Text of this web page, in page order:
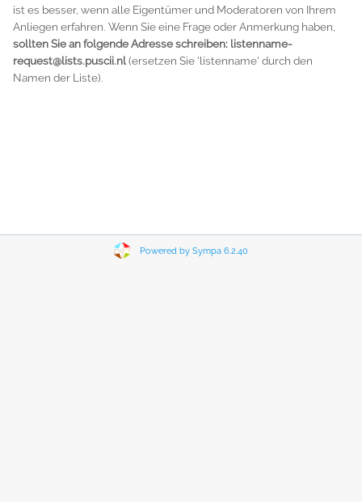
ist es besser, wenn alle Eigentümer und Moderatoren von Ihrem
Anliegen erfahren. Wenn Sie eine Frage oder Anmerkung haben,
sollten Sie an folgende Adresse schreiben: listenname-
request@lists.puscii.nl(ersetzen Sie 'listenname' durch den
Namen der Liste).
Powered by Sympa 6.2.40